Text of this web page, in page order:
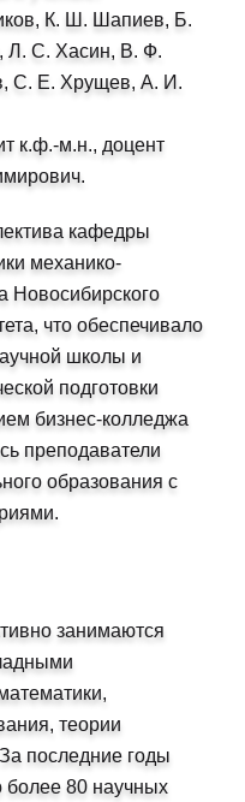
К. Ш. Шапиев, Б.
Л. С. Хасин, В. Ф.
С. Е. Хрущев, А. И.
к.ф.-м.н., доцент
кафедры
механико-
Новосибирского
что обеспечивало
школы и
подготовки
бизнес-колледжа
преподаватели
образования с
занимаются
теории
последние годы
более 80 научных